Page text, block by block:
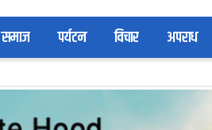
समाज पर्यटन विचार अपराध